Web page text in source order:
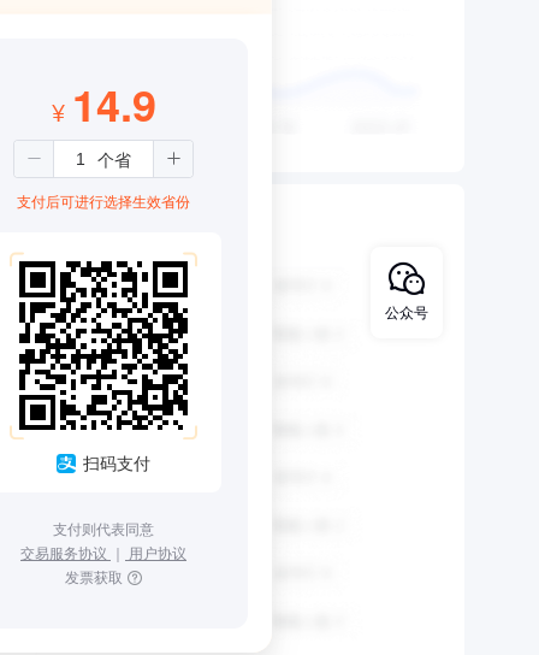
¥ 14.9
支付后可进行选择生效省份
扫码支付
支付则代表同意
交易服务协议 ｜ 用户协议
发票获取
公众号